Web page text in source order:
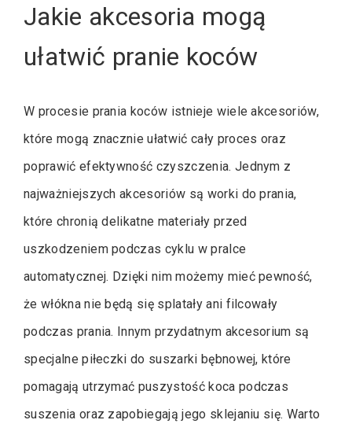
Jakie akcesoria mogą
ułatwić pranie koców
W procesie prania koców istnieje wiele akcesoriów,
które mogą znacznie ułatwić cały proces oraz
poprawić efektywność czyszczenia. Jednym z
najważniejszych akcesoriów są worki do prania,
które chronią delikatne materiały przed
uszkodzeniem podczas cyklu w pralce
automatycznej. Dzięki nim możemy mieć pewność,
że włókna nie będą się splatały ani filcowały
podczas prania. Innym przydatnym akcesorium są
specjalne piłeczki do suszarki bębnowej, które
pomagają utrzymać puszystość koca podczas
suszenia oraz zapobiegają jego sklejaniu się. Warto